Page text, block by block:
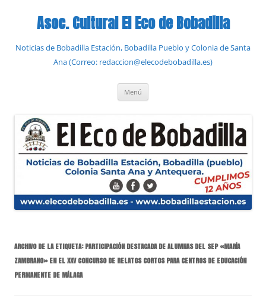
contenidoAsoc. Cultural El Eco de Bobadilla
Noticias de Bobadilla Estación, Bobadilla Pueblo y Colonia de Santa
Ana (Correo: redaccion@elecodebobadilla.es)
Menú
ARCHIVO DE LA ETIQUETA:PARTICIPACIÓN DESTACADA DE ALUMNAS DEL SEP «MARÍA
ZAMBRANO» EN EL XXV CONCURSO DE RELATOS CORTOS PARA CENTROS DE EDUCACIÓN
PERMANENTE DE MÁLAGA